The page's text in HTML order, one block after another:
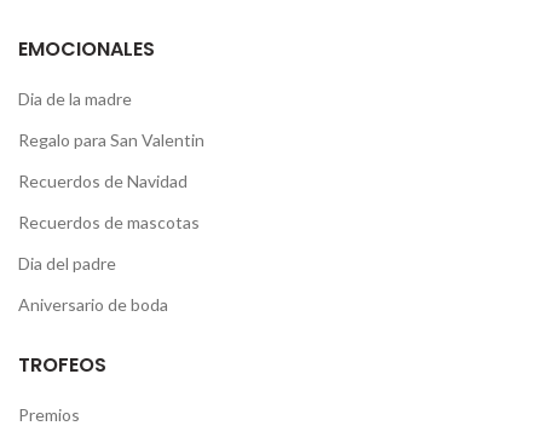
EMOCIONALES
Dia de la madre
Regalo para San Valentin
Recuerdos de Navidad
Recuerdos de mascotas
Dia del padre
Aniversario de boda
TROFEOS
Premios